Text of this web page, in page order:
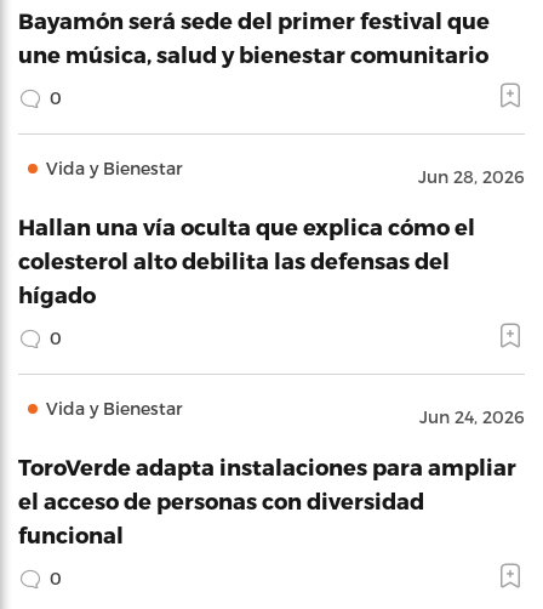
Bayamón será sede del primer festival que
une música, salud y bienestar comunitario
0
Vida y Bienestar Jun 28, 2026
Hallan una vía oculta que explica cómo el
colesterol alto debilita las defensas del
hígado
0
Vida y Bienestar Jun 24, 2026
ToroVerde adapta instalaciones para ampliar
el acceso de personas con diversidad
funcional
0